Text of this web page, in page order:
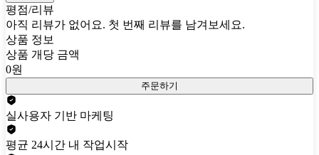
평점/리뷰
아직 리뷰가 없어요. 첫 번째 리뷰를 남겨보세요.
상품 정보
상품 개당 금액
0원
주문하기
실사용자 기반 마케팅
평균 24시간 내 작업시작